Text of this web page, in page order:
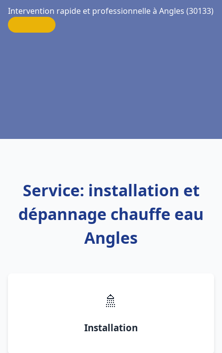
Intervention rapide et professionnelle à Angles (30133)
Service: installation et
dépannage chauffe eau
Angles
🚿
Installation